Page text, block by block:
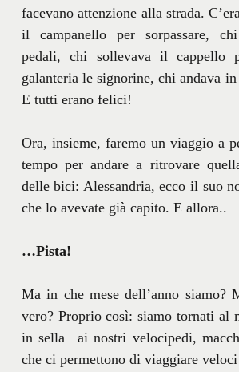
facevano attenzione alla strada.
il campanello per sorpassare,
pedali, chi sollevava il cappello
galanteria le signorine, chi andava
E tutti erano felici!
Ora, insieme, faremo un viaggio a
tempo per andare a ritrovare
delle bici: Alessandria, ecco il suo
che lo avevate già capito. E allora..
…Pista!
Ma in che mese dell’anno siamo?
vero? Proprio così: siamo tornati al
in sella ai nostri velocipedi,
che ci permettono di viaggiare